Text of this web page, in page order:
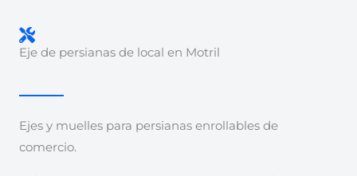
Eje de persianas de local en Motril
Ejes y muelles para persianas enrollables de
comercio.